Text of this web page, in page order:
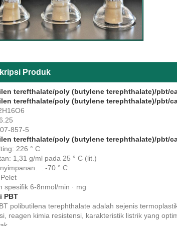
Produk
terefthalate/poly (butylene terephthalate)/pbt/
terefthalate/poly (butylene terephthalate)/pbt/
857-5
terefthalate/poly (butylene terephthalate)/pbt/
226 ° C
1,31 g/ml pada 25 ° C (lit.)
: -70 ° C.
spesifik 6-8nmol/min · mg
PBT
polibutilena terephthalate adalah sejenis
reagen kimia resistensi, karakteristik listrik yang